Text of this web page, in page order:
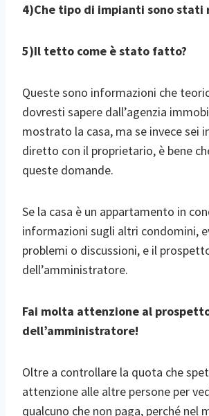
4)Che tipo di impianti sono stati
5)Il tetto come è stato fatto?
Queste sono informazioni che
dovresti sapere dall’agenzia
mostrato la casa, ma se invece sei
diretto con il proprietario, è bene
queste domande.
Se la casa è un appartamento in
informazioni sugli altri condomini,
problemi o discussioni, e il
dell’amministratore.
Fai molta attenzione al
dell’amministratore!
Oltre a controllare la quota che
attenzione alle altre persone per
qualcuno che non paga, perché nel